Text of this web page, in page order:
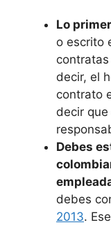
Lo
o escrito
decir, el
contrato
decir
Debes
debes
2013.